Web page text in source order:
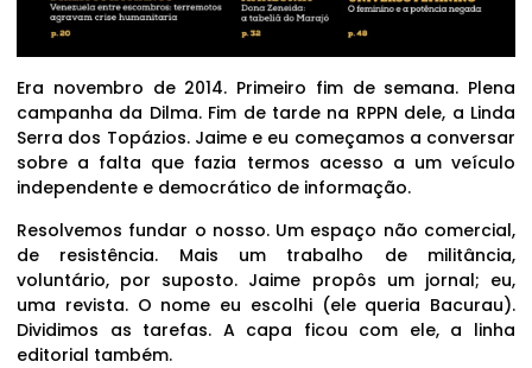
Era novembro de 2014. Primeiro fim de semana. Plena
campanha da Dilma. Fim de tarde na RPPN dele, a Linda
Serra dos Topázios. Jaime e eu começamos a conversar
sobre a falta que fazia termos acesso a um veículo
independente e democrático de informação.
Resolvemos fundar o nosso. Um espaço não comercial,
de resistência. Mais um trabalho de militância,
voluntário, por suposto. Jaime propôs um jornal; eu,
uma revista. O nome eu escolhi (ele queria Bacurau).
Dividimos as tarefas. A capa ficou com ele, a linha
editorial também.